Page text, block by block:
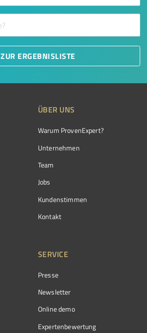
ZUR ERGEBNISLISTE
ÜBER UNS
Warum ProvenExpert?
Unternehmen
Team
Jobs
Kundenstimmen
Kontakt
SERVICE
Presse
Newsletter
Online demo
Expertenbewertung